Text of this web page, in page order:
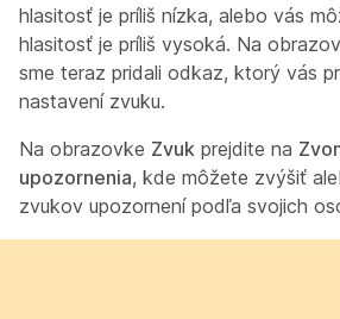
hlasitosť je príliš nízka, alebo vás
hlasitosť je príliš vysoká. Na
sme teraz pridali odkaz, ktorý vás
nastavení zvuku.
Na obrazovke Zvuk prejdite na
upozornenia, kde môžete zvýšiť
zvukov upozornení podľa svojich